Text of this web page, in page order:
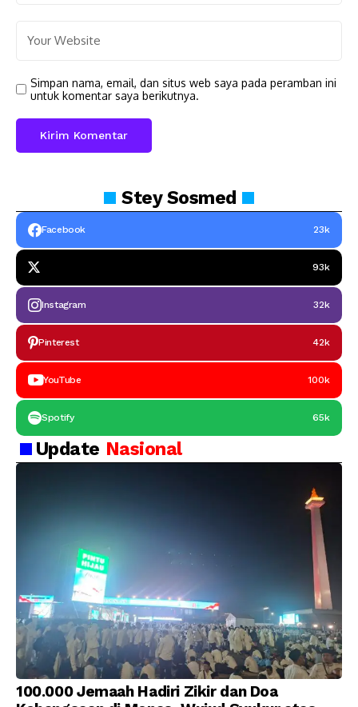
Simpan nama, email, dan situs web saya pada peramban ini
untuk komentar saya berikutnya.
SteySosmed
Facebook 23k
93k
Instagram 32k
Pinterest 42k
YouTube 100k
Spotify 65k
Update Nasional
100.000 Jemaah Hadiri Zikir dan Doa